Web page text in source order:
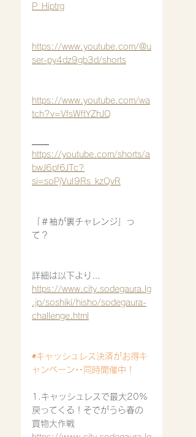
P_Hiptrg
https://www.youtube.com/@u
ser-py4dz9gb3d/shorts
https://www.youtube.com/wa
tch?v=VfsWftYZhJQ
https://youtube.com/shorts/a
bwJ6pf6JTc?
si=soPjVuI9Rs_kzQvR
「＃袖が裏チャレンジ」っ
て？
詳細は以下より…
https://www.city.sodegaura.lg
.jp/soshiki/hisho/sodegaura-
challenge.html
◉キャッシュレス決済がお得キ
ャンペーン‥同時開催中！
1.キャッシュレスで最大20%
戻ってくる！そでがうら春の
買物大作戦